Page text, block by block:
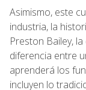
Asimismo, este
industria, la
Preston Bailey,
diferencia entre
aprenderá los
incluyen lo